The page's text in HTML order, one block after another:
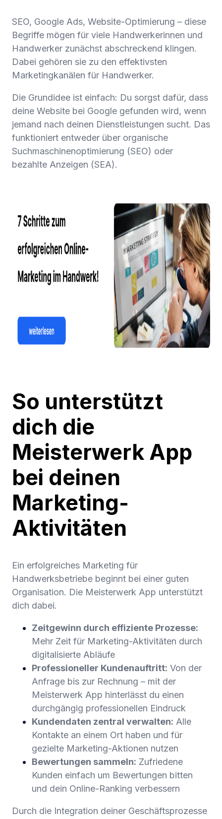
SEO, Google Ads, Website-Optimierung – diese
Begriffe mögen für viele Handwerkerinnen und
Handwerker zunächst abschreckend klingen.
Dabei gehören sie zu den effektivsten
Marketingkanälen für Handwerker.
Die Grundidee ist einfach: Du sorgst dafür, dass
deine Website bei Google gefunden wird, wenn
jemand nach deinen Dienstleistungen sucht. Das
funktioniert entweder über organische
Suchmaschinenoptimierung (SEO) oder
bezahlte Anzeigen (SEA).
So unterstützt
dich die
Meisterwerk App
bei deinen
Marketing-
Aktivitäten
Ein erfolgreiches Marketing für
Handwerksbetriebe beginnt bei einer guten
Organisation. Die Meisterwerk App unterstützt
dich dabei.
Zeitgewinn durch effiziente Prozesse:
Mehr Zeit für Marketing-Aktivitäten durch
digitalisierte Abläufe
Professioneller Kundenauftritt: Von der
Anfrage bis zur Rechnung – mit der
Meisterwerk App hinterlässt du einen
durchgängig professionellen Eindruck
Kundendaten zentral verwalten: Alle
Kontakte an einem Ort haben und für
gezielte Marketing-Aktionen nutzen
Bewertungen sammeln: Zufriedene
Kunden einfach um Bewertungen bitten
und dein Online-Ranking verbessern
Durch die Integration deiner Geschäftsprozesse